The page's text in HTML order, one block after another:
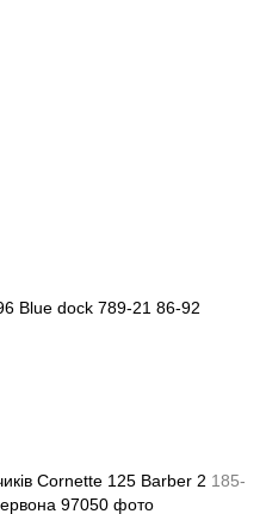
Blue dock 789-21 86-92